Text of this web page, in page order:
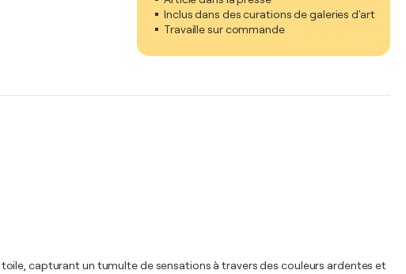
Inclus dans des curations de galeries d'art
Travaille sur commande
capturant un tumulte de sensations à travers des couleurs ardentes et